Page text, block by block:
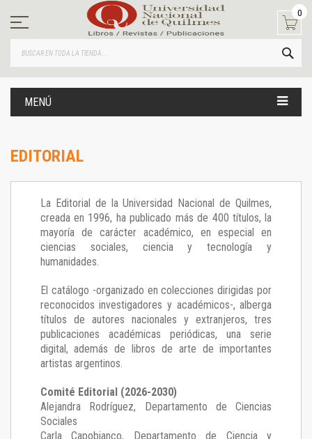
contenido
0
MENÚ
EDITORIAL
La Editorial de la Universidad Nacional de Quilmes,
creada en 1996, ha publicado más de 400 títulos, la
mayoría de carácter académico, en especial en
ciencias sociales, ciencia y tecnología y
humanidades.
El catálogo -organizado en colecciones dirigidas por
reconocidos investigadores y académicos-, alberga
títulos de autores nacionales y extranjeros, tres
publicaciones académicas periódicas, una serie
digital, además de libros de arte de importantes
artistas argentinos.
Comité Editorial (2026-2030)
Alejandra Rodríguez, Departamento de Ciencias
Sociales
Carla Capobianco, Departamento de Ciencia y